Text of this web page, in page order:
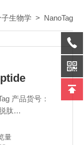
子生物学 > NanoTag
产品货号：
量